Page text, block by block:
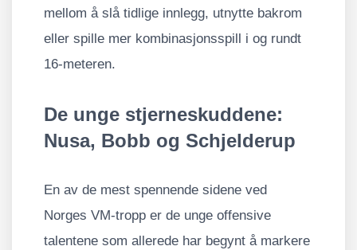
mellom å slå tidlige innlegg, utnytte bakrom
eller spille mer kombinasjonsspill i og rundt
16-meteren.
De unge stjerneskuddene:
Nusa, Bobb og Schjelderup
En av de mest spennende sidene ved
Norges VM-tropp er de unge offensive
talentene som allerede har begynt å markere